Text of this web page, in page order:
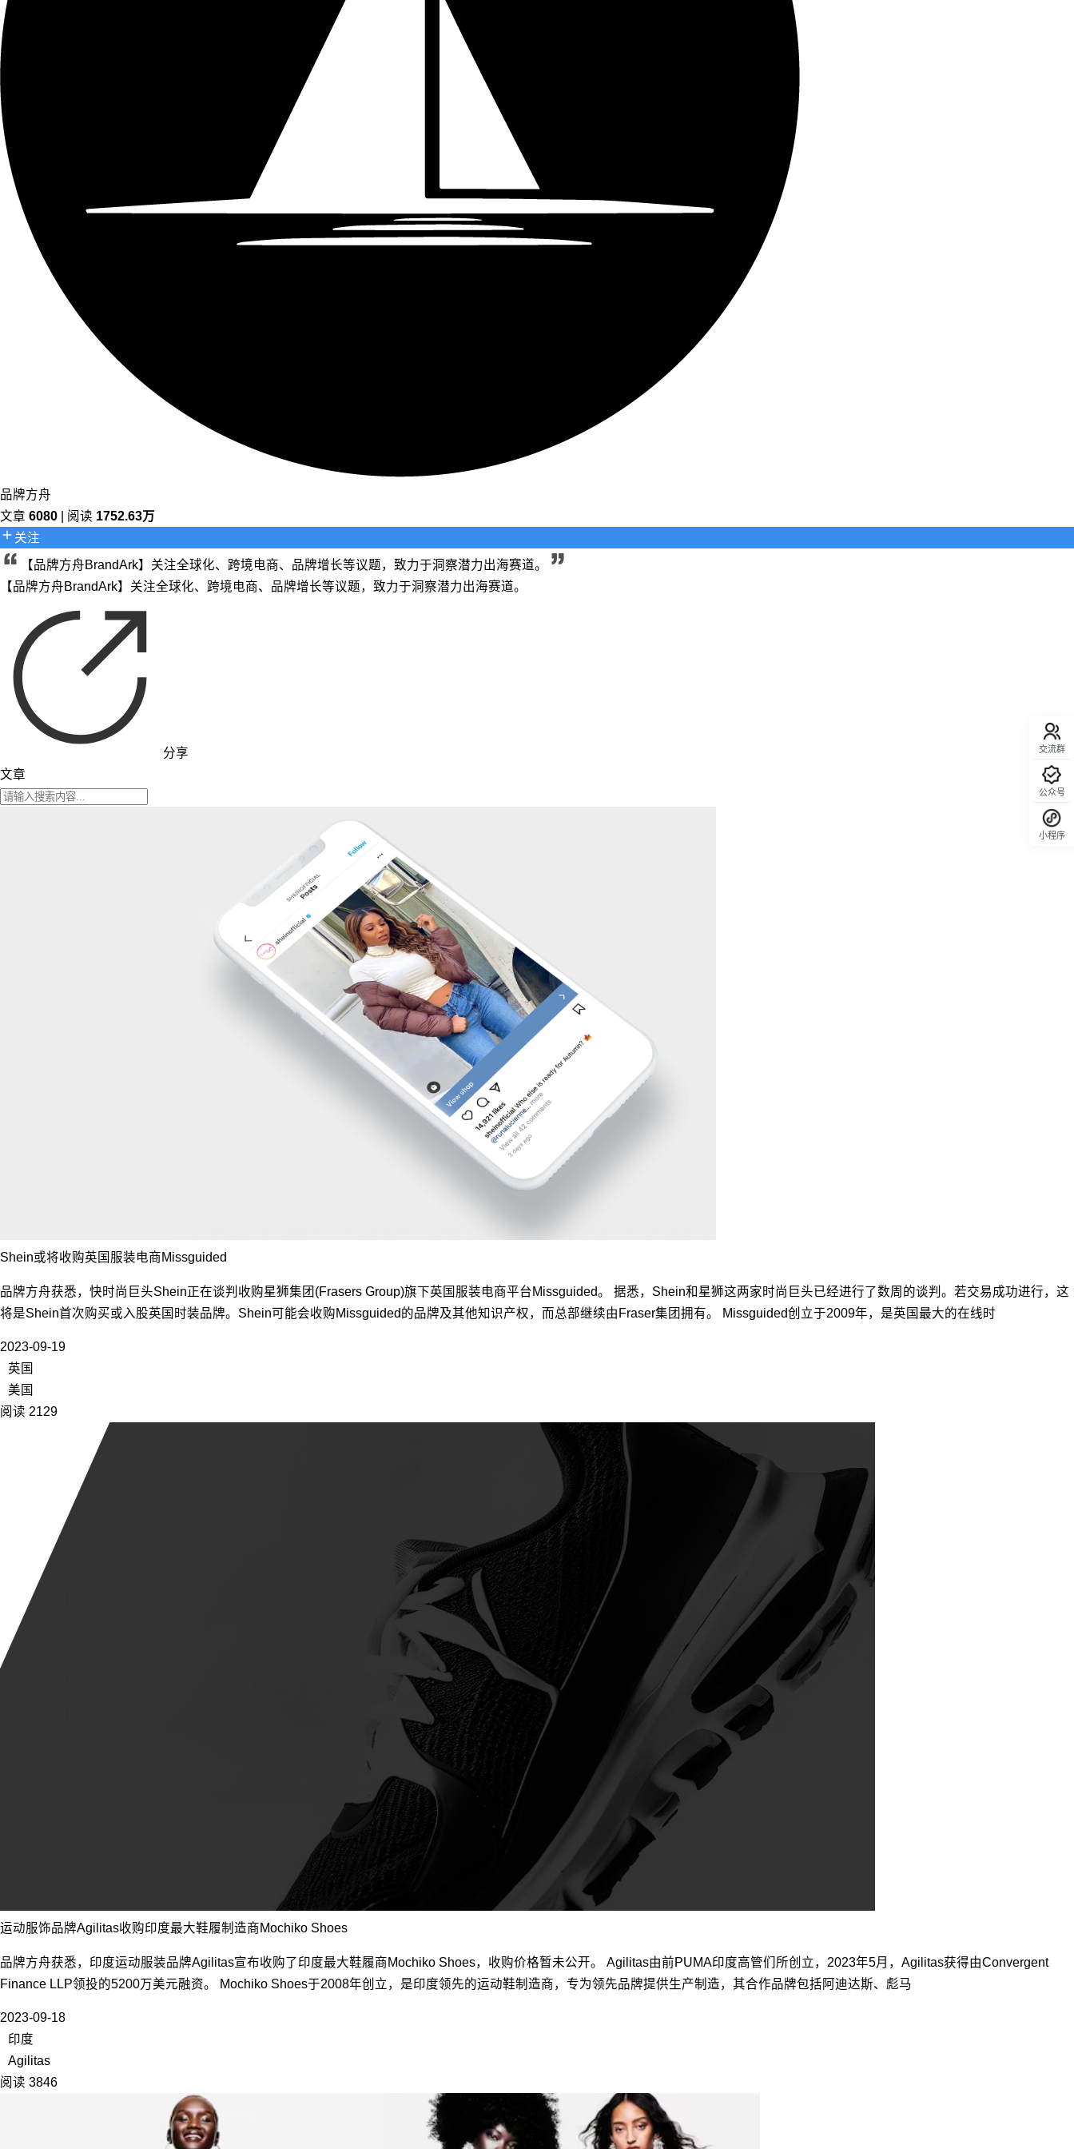
品牌方舟
文章 6080 | 阅读 1752.63万
关注
【品牌方舟BrandArk】关注全球化、跨境电商、品牌增长等议题，致力于洞察潜力出海赛道。
【品牌方舟BrandArk】关注全球化、跨境电商、品牌增长等议题，致力于洞察潜力出海赛道。
分享
文章
Shein或将收购英国服装电商Missguided
品牌方舟获悉，快时尚巨头Shein正在谈判收购星狮集团(Frasers Group)旗下英国服装电商平台Missguided。 据悉，Shein和星狮这两家时尚巨头已经进行了数周的谈判。若交易成功进行，这
将是Shein首次购买或入股英国时装品牌。Shein可能会收购Missguided的品牌及其他知识产权，而总部继续由Fraser集团拥有。 Missguided创立于2009年，是英国最大的在线时
2023-09-19
英国
美国
阅读 2129
运动服饰品牌Agilitas收购印度最大鞋履制造商Mochiko Shoes
​品牌方舟获悉，印度运动服装品牌Agilitas宣布收购了印度最大鞋履商Mochiko Shoes，收购价格暂未公开。 Agilitas由前PUMA印度高管们所创立，2023年5月，Agilitas获得由Convergent
Finance LLP领投的5200万美元融资。 Mochiko Shoes于2008年创立，是印度领先的运动鞋制造商，专为领先品牌提供生产制造，其合作品牌包括阿迪达斯、彪马
2023-09-18
印度
Agilitas
阅读 3846
交流群
公众号
小程序